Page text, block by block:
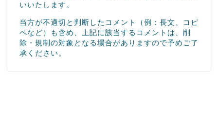
いいたします。
当方が不適切と判断したコメント（例：長文、コピ
ペなど）も含め、上記に該当するコメントは、削
除・規制の対象となる場合がありますので予めご了
承ください。